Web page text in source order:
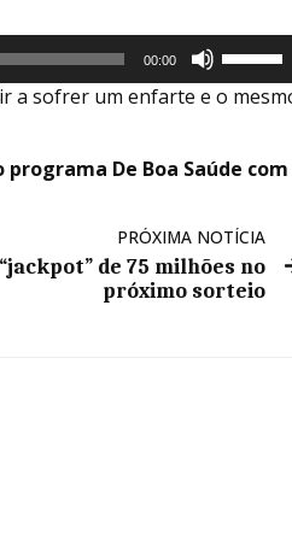
00:00
setas
cima/
aumentar
diminuir
o
volume.
a sofrer um enfarte e o
De Boa Saúde com
PRÓXIMA NOTÍCIA
de 75 milhões no
próximo sorteio